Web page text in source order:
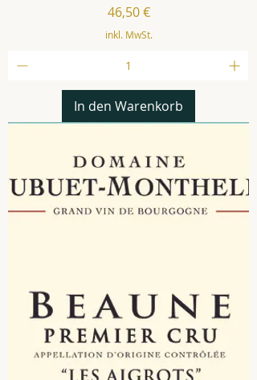
Preis
46,50 €
inkl. MwSt.
In den Warenkorb